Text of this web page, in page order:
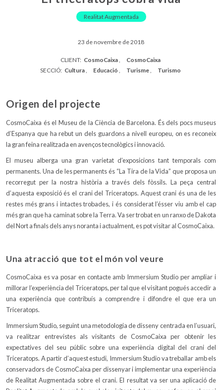
Realitat Augmentada
23 de novembre de 2018
CLIENT: CosmoCaixa
CosmoCaixa
SECCIÓ: Cultura Educació Turisme Turismo
Origen del projecte
CosmoCaixa és el Museu de la Ciència de Barcelona. És dels pocs museus
d’Espanya que ha rebut un dels guardons a nivell europeu, on es reconeix
la gran feina realitzada en avenços tecnològics i innovació.
El museu alberga una gran varietat d’exposicions tant temporals com
permanents. Una de les permanents és “La Tira de la Vida” que proposa un
recorregut per la nostra història a través dels fòssils. La peça central
d’aquesta exposició és el crani del Triceratops. Aquest crani és una de les
restes més grans i intactes trobades, i és considerat l’ésser viu amb el cap
més gran que ha caminat sobre la Terra. Va ser trobat en un ranxo de Dakota
del Nort a finals dels anys noranta i actualment, es pot visitar al CosmoCaixa.
Una atracció que tot el món vol veure
CosmoCaixa es va posar en contacte amb Immersium Studio per ampliar i
millorar l’experiència del Triceratops, per tal que el visitant pogués accedir a
una experiència que contribuís a comprendre i difondre el que era un
Triceratops.
Immersium Studio, seguint una metodologia de disseny centrada en l’usuari,
va realitzar entrevistes als visitants de CosmoCaixa per obtenir les
expectatives del seu públic sobre una experiència digital del crani del
Triceratops. A partir d’aquest estudi, Immersium Studio va treballar amb els
conservadors de CosmoCaixa per dissenyar i implementar una experiència
de Realitat Augmentada sobre el crani. El resultat va ser una aplicació de